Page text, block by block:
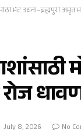
भेट उधना–ब्रह्मपुरी
July 8, 2026 No